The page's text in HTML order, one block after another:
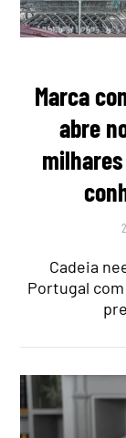
Marca
abre
Cadeia
Portugal